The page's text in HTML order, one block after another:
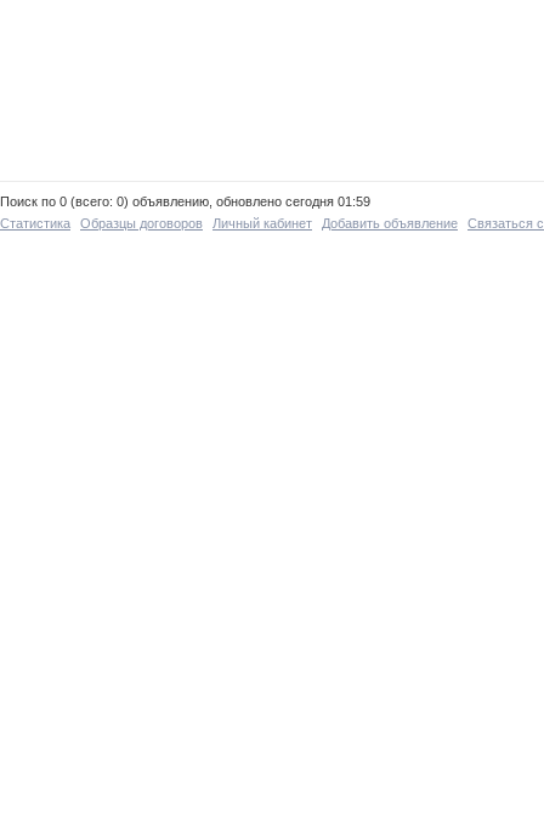
Поиск по 0 (всего: 0) объявлению, обновлено сегодня 01:59
Статистика
Образцы договоров Личный кабинет Добавить объявление Связаться